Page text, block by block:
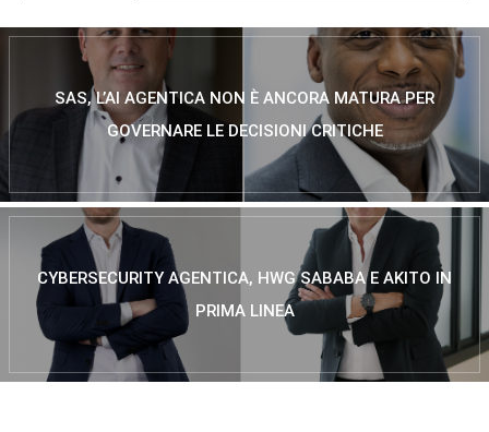
SAS, L’AI AGENTICA NON È ANCORA MATURA PER
GOVERNARE LE DECISIONI CRITICHE
CYBERSECURITY AGENTICA, HWG SABABA E AKITO IN
PRIMA LINEA